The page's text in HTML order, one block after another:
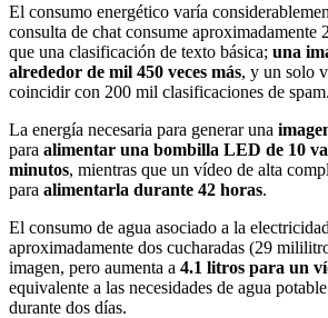
El consumo energético varía
consulta de chat consume aproximadamente
que una clasificación de texto básica; una
alrededor de mil 450 veces más, y un solo
coincidir con 200 mil clasificaciones de spam.
La energía necesaria para generar una
para alimentar una bombilla LED de 10
minutos, mientras que un vídeo de alta
para alimentarla durante 42 horas.
El consumo de agua asociado a la
aproximadamente dos cucharadas (29
imagen, pero aumenta a 4.1 litros para un
equivalente a las necesidades de agua
durante dos días.